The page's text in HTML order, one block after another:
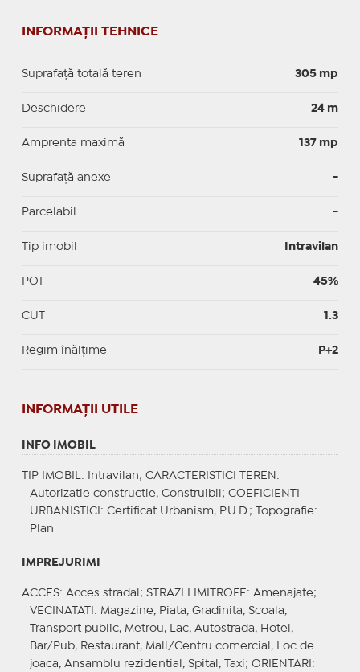
INFORMAȚII TEHNICE
Suprafață totală teren 305 mp
Deschidere 24 m
Amprenta maximă 137 mp
Suprafață anexe -
Parcelabil -
Tip imobil Intravilan
POT 45%
CUT 1.3
Regim înălțime P+2
INFORMAŢII UTILE
INFO IMOBIL
TIP IMOBIL : Intravilan; CARACTERISTICI TEREN :
Autorizatie constructie, Construibil; COEFICIENTI
URBANISTICI : Certificat Urbanism, P.U.D.; Topografie:
Plan
IMPREJURIMI
ACCES: Acces stradal; STRAZI LIMITROFE : Amenajate;
VECINATATI : Magazine, Piata, Gradinita, Scoala,
Transport public, Metrou, Lac, Autostrada, Hotel,
Bar/Pub, Restaurant, Mall/Centru comercial, Loc de
joaca, Ansamblu rezidential, Spital, Taxi; ORIENTARI :